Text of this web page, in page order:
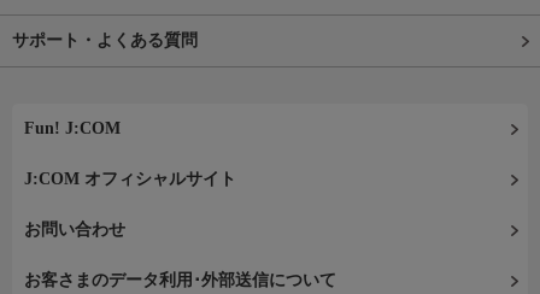
サポート・よくある質問
Fun! J:COM
J:COM オフィシャルサイト
お問い合わせ
お客さまのデータ利用･外部送信について